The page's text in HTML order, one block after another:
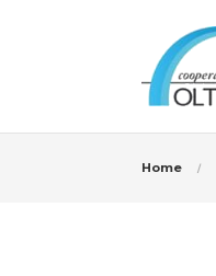
Home